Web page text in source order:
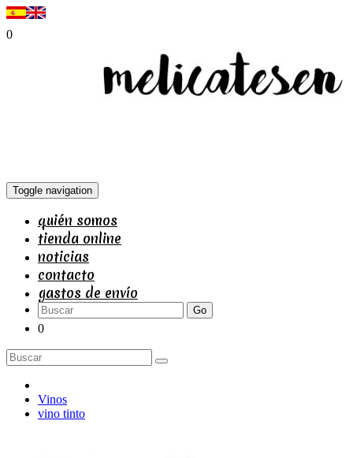
0
Toggle navigation
quién somos
tienda online
noticias
contacto
gastos de envío
Go
0
Vinos
vino tinto